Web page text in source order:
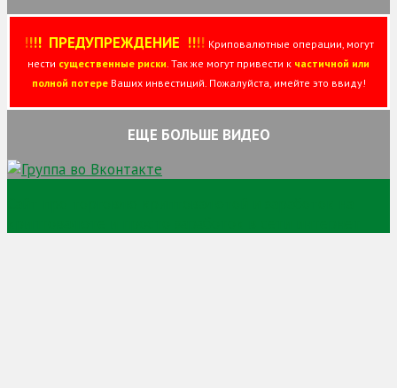
!!!!ПРЕДУПРЕЖДЕНИЕ !!!! Криповалютные операции, могут
нести существенные риски . Так же могут привести к частичной или
полной потереВаших инвестиций. Пожалуйста, имейте это ввиду!
ЕЩЕ БОЛЬШЕ ВИДЕО